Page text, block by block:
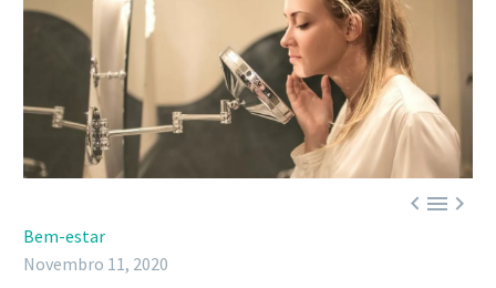

Bem-estar
Novembro 11, 2020